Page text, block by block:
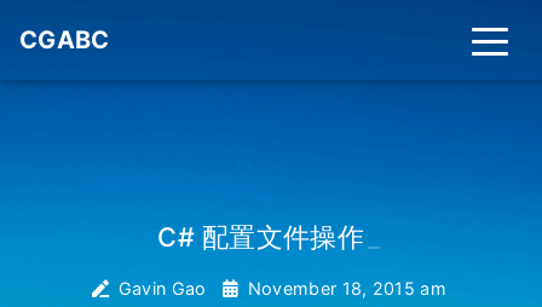
CGABC
C# 配置文件操作
Gavin Gao
November 18, 2015 am